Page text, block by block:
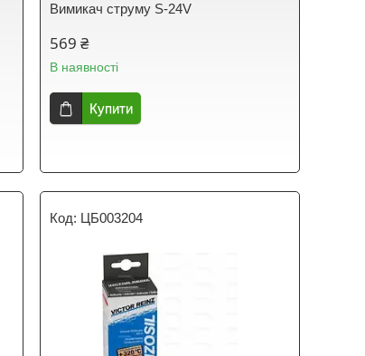
Вимикач струму S-24V
569 ₴
В наявності
Купити
ЦБ003204